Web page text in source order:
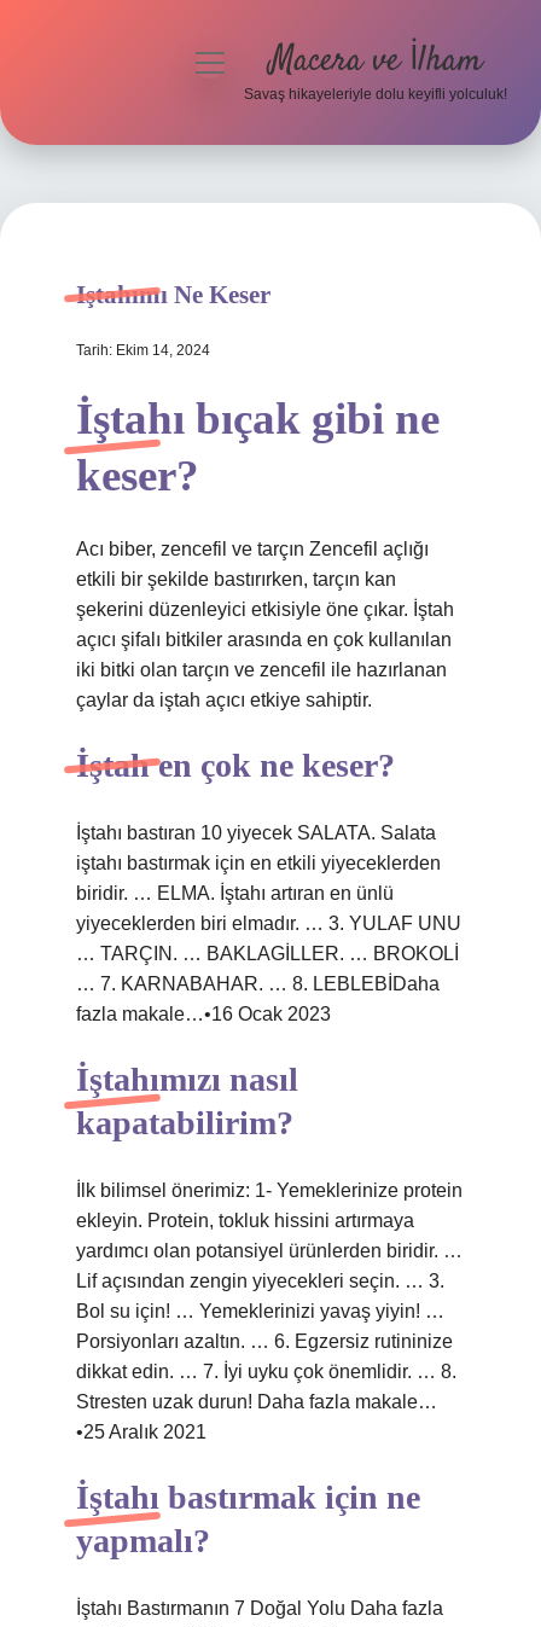
menüyüMacera ve İlham
Savaş hikayeleriyle dolu keyifli yolculuk!
Iştahımı Ne Keser
Tarih: Ekim 14, 2024
İştahı bıçak gibi ne
keser?
Acı biber, zencefil ve tarçın Zencefil açlığı
etkili bir şekilde bastırırken, tarçın kan
şekerini düzenleyici etkisiyle öne çıkar. İştah
açıcı şifalı bitkiler arasında en çok kullanılan
iki bitki olan tarçın ve zencefil ile hazırlanan
çaylar da iştah açıcı etkiye sahiptir.
İştah en çok ne keser?
İştahı bastıran 10 yiyecek SALATA. Salata
iştahı bastırmak için en etkili yiyeceklerden
biridir. … ELMA. İştahı artıran en ünlü
yiyeceklerden biri elmadır. … 3. YULAF UNU
… TARÇIN. … BAKLAGİLLER. … BROKOLİ
… 7. KARNABAHAR. … 8. LEBLEBİDaha
fazla makale…•16 Ocak 2023
İştahımızı nasıl
kapatabilirim?
İlk bilimsel önerimiz: 1- Yemeklerinize protein
ekleyin. Protein, tokluk hissini artırmaya
yardımcı olan potansiyel ürünlerden biridir. …
Lif açısından zengin yiyecekleri seçin. … 3.
Bol su için! … Yemeklerinizi yavaş yiyin! …
Porsiyonları azaltın. … 6. Egzersiz rutininize
dikkat edin. … 7. İyi uyku çok önemlidir. … 8.
Stresten uzak durun! Daha fazla makale…
•25 Aralık 2021
İştahı bastırmak için ne
yapmalı?
İştahı Bastırmanın 7 Doğal Yolu Daha fazla